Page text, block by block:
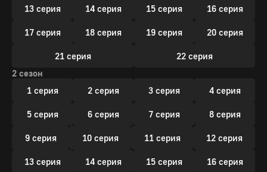
13 серия 14 серия 15 серия 16 серия
17 серия 18 серия 19 серия 20 серия
21 серия
22 серия
2 сезон
1 серия
2 серия 3 серия 4 серия
5 серия 6 серия 7 серия 8 серия
9 серия 10 серия 11 серия 12 серия
13 серия 14 серия 15 серия 16 серия